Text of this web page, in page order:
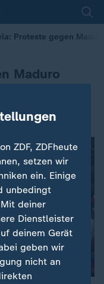
Proteste gegen
Maduro
ZDF, ZDFheute
setzen wir
ein. Einige
unbedingt
deiner
Dienstleister
deinem Gerät
geben wir
nicht an